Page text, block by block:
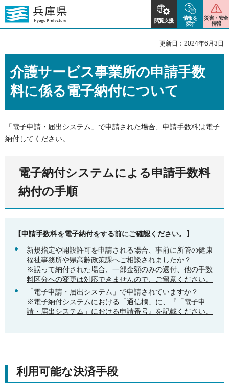
閲覧支援
情報を
探す
災害・安全
情報
更新日：2024年6月3日
介護サービス事業所の申請手数
料に係る電子納付について
「電子申請・届出システム」で申請された場合、申請手数料は電子
納付してください。
電子納付システムによる申請手数料
納付の手順
【申請手数料を電子納付をする前にご確認ください。】
新規指定や開設許可を申請される場合、事前に所管の健康
福祉事務所や県高齢政策課へご相談されましたか？
※誤って納付された場合、一部金額のみの還付、他の手数
料区分への変更は対応できませんので、ご留意ください。
「電子申請・届出システム」で申請されていますか？
※電子納付システムにおける「通信欄」に、『「電子申
請・届出システム」における申請番号』を記載ください。
利用可能な決済手段